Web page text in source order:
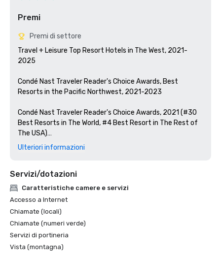
Premi
Premi di settore
Travel + Leisure Top Resort Hotels in The West, 2021-
2025
Condé Nast Traveler Reader's Choice Awards, Best
Resorts in the Pacific Northwest, 2021-2023
Condé Nast Traveler Reader's Choice Awards, 2021 (#30
Best Resorts in The World, #4 Best Resort in The Rest of
The USA)
Golfweek Oregon's Top 15 Courses, 2022-2024
Oregon Bride Magazine #1 Best Destination Venue in
Oregon, 2016-2023
Timeout Magazine Best Dude Ranches & Luxury Resorts
Ulteriori informazioni
Servizi/dotazioni
Caratteristiche camere e servizi
Accesso a Internet
Chiamate (locali)
Chiamate (numeri verde)
Servizi di portineria
Vista (montagna)